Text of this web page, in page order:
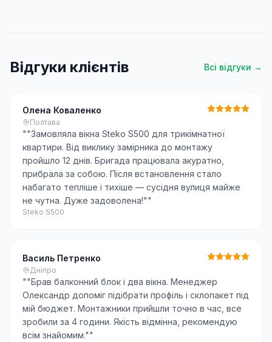
Відгуки клієнтів Всі відгуки →
Олена Коваленко
Полтава
""Замовляла вікна Steko S500 для трикімнатної
квартири. Від виклику замірника до монтажу
пройшло 12 днів. Бригада працювала акуратно,
прибрала за собою. Після встановлення стало
набагато тепліше і тихіше — сусідня вулиця майже
не чутна. Дуже задоволена!""
Steko S500
Василь Петренко
Дніпро
""Брав балконний блок і два вікна. Менеджер
Олександр допоміг підібрати профіль і склопакет під
мій бюджет. Монтажники прийшли точно в час, все
зробили за 4 години. Якість відмінна, рекомендую
всім знайомим.""